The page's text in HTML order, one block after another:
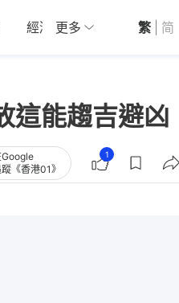
經濟 01深圳 觀點
更多 繁 简
這能趨吉避凶
Google
《香港01》
1